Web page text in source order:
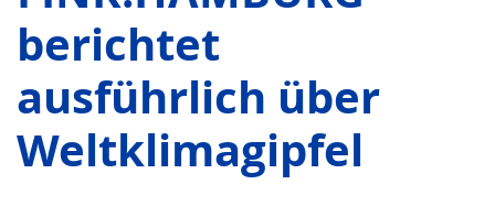
berichtet
ausführlich über
Weltklimagipfel